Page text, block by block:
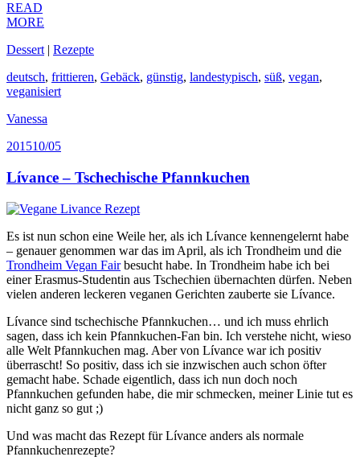
READ
MORE
Dessert | Rezepte
deutsch, frittieren, Gebäck, günstig, landestypisch, süß, vegan,
veganisiert
Vanessa
201510/05
Lívance – Tschechische Pfannkuchen
Es ist nun schon eine Weile her, als ich Lívance kennengelernt habe
– genauer genommen war das im April, als ich Trondheim und die
Trondheim Vegan Fairbesucht habe. In Trondheim habe ich bei
einer Erasmus-Studentin aus Tschechien übernachten dürfen. Neben
vielen anderen leckeren veganen Gerichten zauberte sie Lívance.
Lívance sind tschechische Pfannkuchen… und ich muss ehrlich
sagen, dass ich kein Pfannkuchen-Fan bin. Ich verstehe nicht, wieso
alle Welt Pfannkuchen mag. Aber von Lívance war ich positiv
überrascht! So positiv, dass ich sie inzwischen auch schon öfter
gemacht habe. Schade eigentlich, dass ich nun doch noch
Pfannkuchen gefunden habe, die mir schmecken, meiner Linie tut es
nicht ganz so gut ;)
Und was macht das Rezept für Lívance anders als normale
Pfannkuchenrezepte?